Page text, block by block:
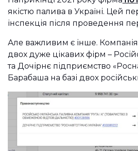
якістю палива в Україні. Цей
інспекція після проведення
Але важливим є інше.
двох дуже цікавих фірм –
та Дочірнє підприємство
Барабаша на базі двох